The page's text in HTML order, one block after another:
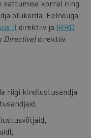
sattumise korral ning
olukorda. Eelnõuga
II direktiiv ja IRRD
Directive)direktiiv.
riigi kindlustusandja